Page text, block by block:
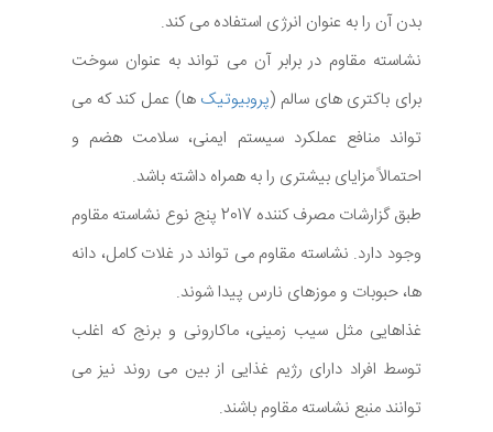
بدن آن را به عنوان انرژی استفاده می کند.
نشاسته مقاوم در برابر آن می تواند به عنوان سوخت
برای باکتری های سالم (پروبیوتیک ها) عمل کند که می
تواند منافع عملکرد سیستم ایمنی، سلامت هضم و
احتمالاً مزایای بیشتری را به همراه داشته باشد.
طبق گزارشات مصرف کننده 2017 پنج نوع نشاسته مقاوم
وجود دارد. نشاسته مقاوم می تواند در غلات کامل، دانه
ها، حبوبات و موزهای نارس پیدا شوند.
غذاهایی مثل سیب زمینی، ماکارونی و برنج که اغلب
توسط افراد دارای رژیم غذایی از بین می روند نیز می
توانند منبع نشاسته مقاوم باشند.